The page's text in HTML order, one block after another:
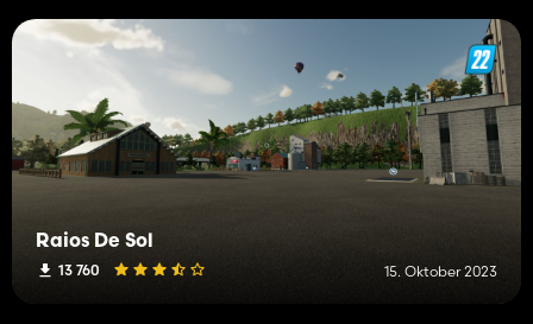
Raios De Sol
13 760 15. Oktober 2023